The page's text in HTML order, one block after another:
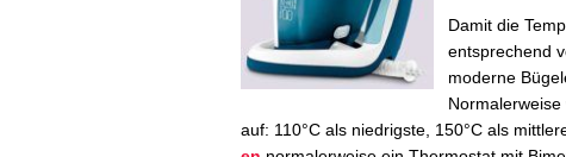
Damit die
entsprechend
moderne
auf: 110°C als niedrigste, 150°C als